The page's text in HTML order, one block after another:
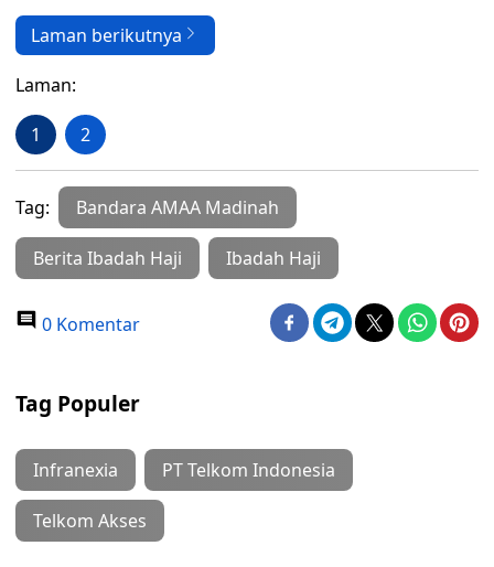
Laman berikutnya
Laman:
1 2
Tag: Bandara AMAA Madinah
Berita Ibadah Haji Ibadah Haji
0 Komentar
Tag Populer
Infranexia PT Telkom Indonesia
Telkom Akses